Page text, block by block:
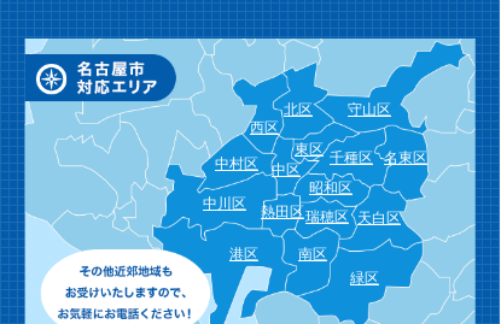
北区
西区
守山区
東区 名東区
千種区
中区
中村区
昭和区
天白区
瑞穂区
熱田区
中川区
緑区
南区
港区